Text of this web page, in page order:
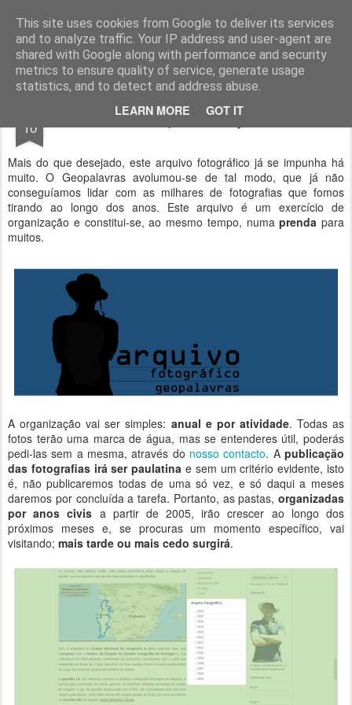
This site uses cookies from Google to deliver its services
and to analyze traffic. Your IP address and user-agent are
shared with Google along with performance and security
metrics to ensure quality of service, generate usage
statistics, and to detect and address abuse.
LEARN MORE GOT IT
Geopalavras
canal800 clique ZapCanal
10 Um arquivo desejado.
Mais do que desejado, este arquivo fotográfico já se impunha há
muito. O Geopalavras avolumou-se de tal modo, que já não
conseguíamos lidar com as milhares de fotografias que fomos
tirando ao longo dos anos. Este arquivo é um exercício de
organização e constitui-se, ao mesmo tempo, numaprenda para
muitos.
A organização vai ser simples: anual e por atividade. Todas as
fotos terão uma marca de água, mas se entenderes útil, poderás
pedi-las sem a mesma, através do nosso contacto. Apublicação
das fotografias irá ser paulatina e sem um critério evidente, isto
é, não publicaremos todas de uma só vez, e só daqui a meses
daremos por concluída a tarefa. Portanto, as pastas, organizadas
por anos civis a partir de 2005, irão crescer ao longo dos
próximos meses e, se procuras um momento específico, vai
visitando; mais tarde ou mais cedo surgirá.